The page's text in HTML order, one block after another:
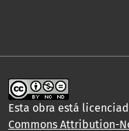
Esta obra está
Commons Attribution-